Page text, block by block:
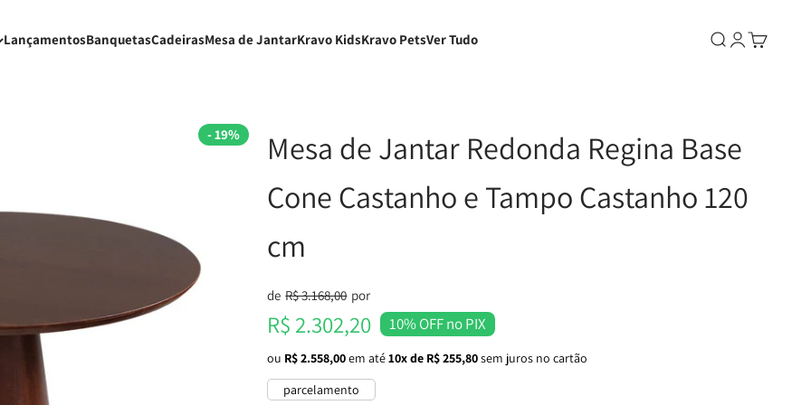
LançamentosBanquetasCadeirasMesa de JantarKravo KidsKravo PetsVer Tudo Abrir pesquisa
Abrir página
Abrir
- 19%
Mesa de Jantar Redonda Regina Base
Cone Castanho e Tampo Castanho 120
cm
Preço normal
de R$ 3.168,00 por
Preço promocional
R$ 2.302,20 10% OFF no PIX
ou R$ 2.558,00em até10x de R$ 255,80sem juros no cartão
parcelamento